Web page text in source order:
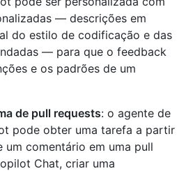
— descrições em
do estilo de codificação e das
— para que o feedback
e os padrões de um
de pull requests: o agente de
pode obter uma tarefa a partir
um comentário em uma pull
Chat, criar uma